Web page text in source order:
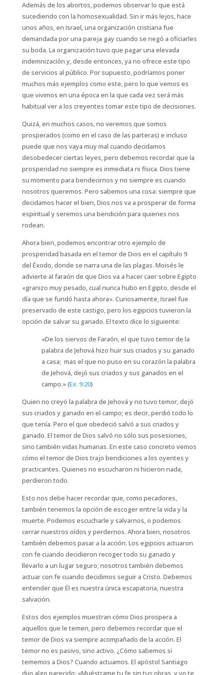
Además de los abortos, podemos observar lo que está
sucediendo con la homosexualidad. Sin ir más lejos, hace
unos años, en Israel, una organización cristiana fue
demandada por una pareja gay cuando se negó a oficiarles
su boda. La organización tuvo que pagar una elevada
indemnización y, desde entonces, ya no ofrece este tipo
de servicios al público. Por supuesto, podríamos poner
muchos más ejemplos como este, pero lo que vemos es
que vivimos en una época en la que cada vez será más
habitual ver a los creyentes tomar este tipo de decisiones.
Quizá, en muchos casos, no veremos que somos
prosperados (como en el caso de las parteras) e incluso
puede que nos vaya muy mal cuando decidamos
desobedecer ciertas leyes, pero debemos recordar que la
prosperidad no siempre es inmediata ni física. Dios tiene
su momento para bendecirnos y no siempre es cuando
nosotros queremos. Pero sabemos una cosa: siempre que
decidamos hacer el bien, Dios nos va a prosperar de forma
espiritual y seremos una bendición para quienes nos
rodean.
Ahora bien, podemos encontrar otro ejemplo de
prosperidad basada en el temor de Dios en el capítulo 9
del Éxodo, donde se narra una de las plagas. Moisés le
advierte al faraón de que Dios va a hacer caer sobre Egipto
«granizo muy pesado, cual nunca hubo en Egipto, desde el
día que se fundó hasta ahora». Curiosamente, Israel fue
preservado de este castigo, pero los egipcios tuvieron la
opción de salvar su ganado. El texto dice lo siguiente:
«De los siervos de Faraón, el que tuvo temor de la
palabra de Jehová hizo huir sus criados y su ganado
a casa; mas el que no puso en su corazón la palabra
de Jehová, dejó sus criados y sus ganados en el
campo.» (Ex. 9:20)
Quien no creyó la palabra de Jehová y no tuvo temor, dejó
sus criados y ganado en el campo; es decir, perdió todo lo
que tenía. Pero el que obedeció salvó a sus criados y
ganado. El temor de Dios salvó no sólo sus posesiones,
sino también vidas humanas. En este caso concreto vemos
cómo el temor de Dios trajo bendiciones a los oyentes y
practicantes. Quienes no escucharon ni hicieron nada,
perdieron todo.
Esto nos debe hacer recordar que, como pecadores,
también tenemos la opción de escoger entre la vida y la
muerte. Podemos escucharle y salvarnos, o podemos
cerrar nuestros oídos y perdernos. Ahora bien, nosotros
también debemos pasar a la acción. Los egipcios actuaron
con fe cuando decidieron recoger todo su ganado y
llevarlo a un lugar seguro; nosotros también debemos
actuar con fe cuando decidimos seguir a Cristo. Debemos
entender que Él es nuestra única escapatoria, nuestra
salvación.
Estos dos ejemplos muestran cómo Dios prospera a
aquellos que le temen, pero debemos recordar que el
temor de Dios va siempre acompañado de la acción. El
temor no es pasivo, sino activo. ¿Cómo sabemos si
tememos a Dios? Cuando actuamos. El apóstol Santiago
dijo algo parecido: «Muéstrame tu fe sin tus obras, y yo te